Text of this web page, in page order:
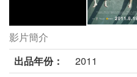
那些年，我們一起追的女孩劇照
影片簡介
出品年份：
2011